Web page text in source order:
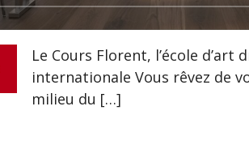
Le Cours Florent, l’école
internationale Vous rêvez de
milieu du […]